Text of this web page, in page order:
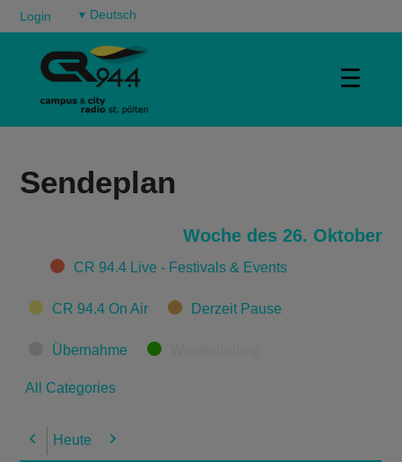
Login ▾
☰
Sendeplan
Woche des 26. Oktober
CategoriesCR 94.4 Live - Festivals & Events
CR 94.4 On Air Derzeit Pause
Übernahme
All Categories
Previous
Heute Next